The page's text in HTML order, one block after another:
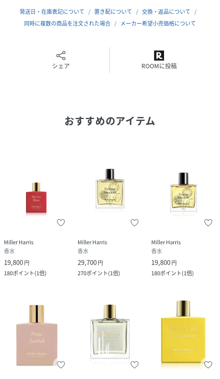
HEART
トランスパレントフローラルズ / へディオン / オーキッド
ラブダナム / バニラバーボンアブソリュート / ムスク / カシ
ユニセックス
EY7704_77039105A
77039105A-ONE-50 EY7704
広告文責
販売元：楽天グループ株式会社
＜お電話でのお問い合わせ＞
0120-542-065（フリーダイヤル）
携帯・公衆電話からのお問い合わせ
050-5577-7001（有料）
発送日・在庫表記について 置き配について
交換・返品について
同時に複数の商品を注文された場合
メーカー希望小売価格について
シェア ROOMに投稿
おすすめのアイテム
Miller Harris
香水
19,800円
180ポイント(1倍)
Miller Harris
香水
29,700円
270ポイント(1倍)
Miller Harris
香水
19,800円
180ポイント(1倍)